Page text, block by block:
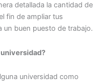
detallada la cantidad de
fin de ampliar tus
buen puesto de trabajo.
universidad como